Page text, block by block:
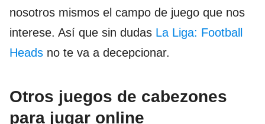
nosotros mismos el campo de juego que nos
interese. Así que sin dudas La Liga: Football
Heads no te va a decepcionar.
Otros juegos de cabezones
para jugar online